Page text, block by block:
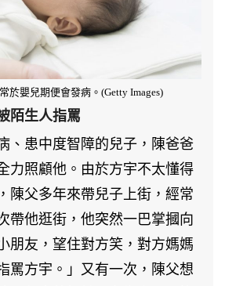
於嬰兒期便會發病。(Getty Images)
陌生人指罵
、患中度智障的兒子，陳爸爸
力照顧他。由於方宇不太懂得
陳父多年來帶兒子上街，經常
帶他逛街，他突然一巴掌摑向
朋友，望住對方笑，對方媽媽
罵方宇。」又有一次，陳父想